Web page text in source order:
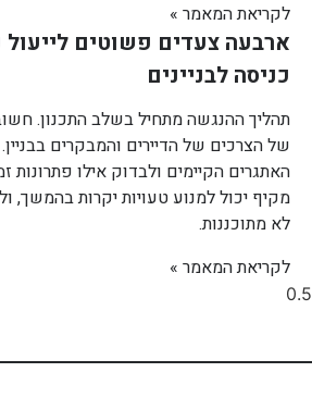
לקריאת המאמר »
ארבעה צעדים פשוטים לייעול
כניסה לבניינים
תהליך ההנגשה מתחיל בשלב התכנון.
של הצרכים של הדיירים והמבקרים
האתגרים הקיימים ולבדוק אילו פתרונות
מקיף יכול למנוע טעויות יקרות בהמשך,
לא מתוכננות.
לקריאת המאמר »